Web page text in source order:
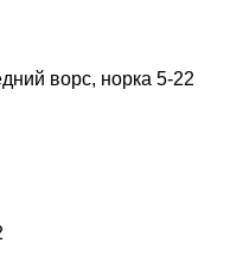
ворс, норка 5-22